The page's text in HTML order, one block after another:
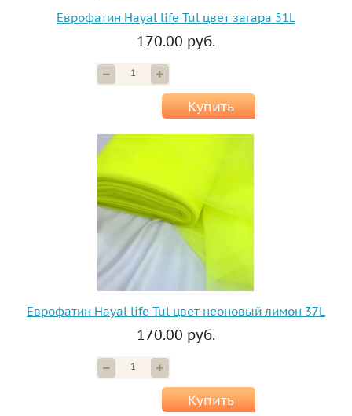
Еврофатин Hayal life Tul цвет загара 51L
170.00 руб.
Купить
Еврофатин Hayal life Tul цвет неоновый лимон 37L
170.00 руб.
Купить